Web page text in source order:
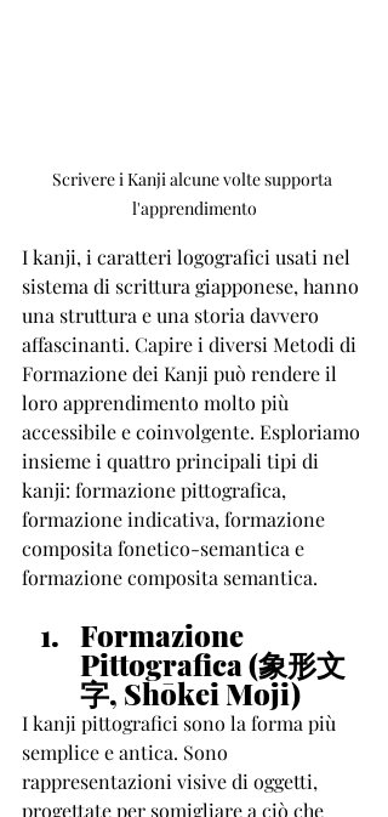
Scrivere i Kanji alcune volte supporta
l'apprendimento
I kanji, i caratteri logografici usati nel
sistema di scrittura giapponese, hanno
una struttura e una storia davvero
affascinanti. Capire i diversi Metodi di
Formazione dei Kanji può rendere il
loro apprendimento molto più
accessibile e coinvolgente. Esploriamo
insieme i quattro principali tipi di
kanji: formazione pittografica,
formazione indicativa, formazione
composita fonetico-semantica e
formazione composita semantica.
Formazione
Pittografica (象形文
字, Shōkei Moji)
I kanji pittografici sono la forma più
semplice e antica. Sono
rappresentazioni visive di oggetti,
progettate per somigliare a ciò che